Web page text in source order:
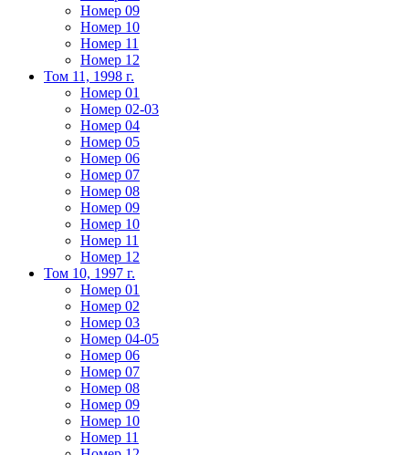
Номер 09
Номер 10
Номер 11
Номер 12
Том 11, 1998 г.
Номер 01
Номер 02-03
Номер 04
Номер 05
Номер 06
Номер 07
Номер 08
Номер 09
Номер 10
Номер 11
Номер 12
Том 10, 1997 г.
Номер 01
Номер 02
Номер 03
Номер 04-05
Номер 06
Номер 07
Номер 08
Номер 09
Номер 10
Номер 11